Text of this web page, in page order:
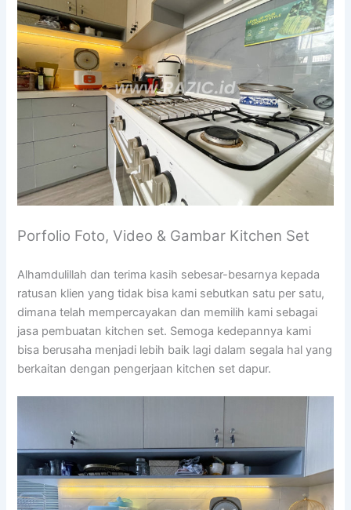
Porfolio Foto, Video & Gambar Kitchen Set
Alhamdulillah dan terima kasih sebesar-besarnya kepada
ratusan klien yang tidak bisa kami sebutkan satu per satu,
dimana telah mempercayakan dan memilih kami sebagai
jasa pembuatan kitchen set. Semoga kedepannya kami
bisa berusaha menjadi lebih baik lagi dalam segala hal yang
berkaitan dengan pengerjaan kitchen set dapur.